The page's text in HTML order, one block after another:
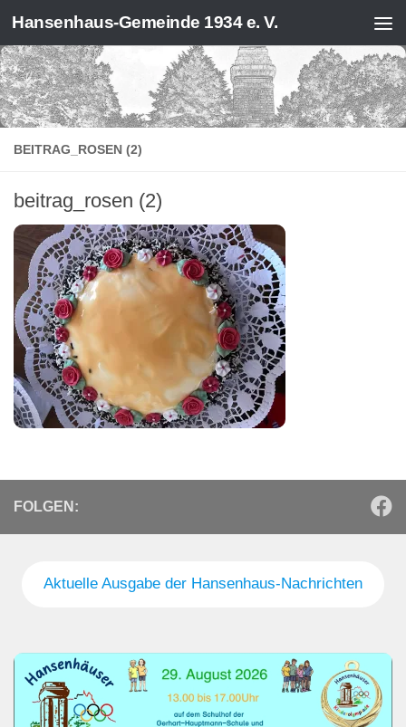
Zum Inhalt springen
Hansenhaus-Gemeinde 1934 e. V.
BEITRAG_ROSEN (2)
beitrag_rosen (2)
FOLGEN:
Aktuelle Ausgabe der Hansenhaus-Nachrichten